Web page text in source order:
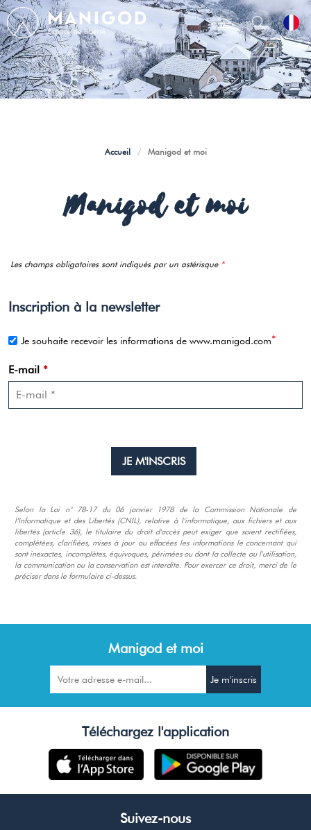
Accueil / Manigod et moi
Manigod et moi
Les champs obligatoires sont indiqués par un astérisque *
Inscription à la newsletter
Je souhaite recevoir les informations de www.manigod.com*
E-mail *
Selon la Loi n° 78-17 du 06 janvier 1978 de la Commission Nationale de
l'Informatique et des Libertés (CNIL), relative à l'informatique, aux fichiers et aux
libertés (article 36), le titulaire du droit d'accès peut exiger que soient rectifiées,
complétées, clarifiées, mises à jour ou effacées les informations le concernant qui
sont inexactes, incomplètes, équivoques, périmées ou dont la collecte ou l'utilisation,
la communication ou la conservation est interdite. Pour exercer ce droit, merci de le
préciser dans le formulaire ci-dessus.
Manigod et moi
Suivez-nous
Téléchargez l'application